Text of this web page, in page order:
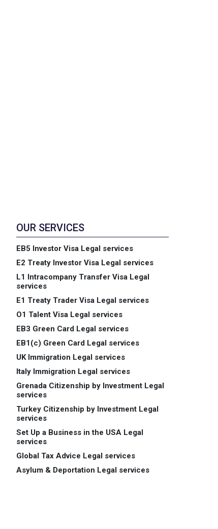
OUR SERVICES
EB5 Investor Visa Legal services
E2 Treaty Investor Visa Legal services
L1 Intracompany Transfer Visa Legal
services
E1 Treaty Trader Visa Legal services
O1 Talent Visa Legal services
EB3 Green Card Legal services
EB1(c) Green Card Legal services
UK Immigration Legal services
Italy Immigration Legal services
Grenada Citizenship by Investment Legal
services
Turkey Citizenship by Investment Legal
services
Set Up a Business in the USA Legal
services
Global Tax Advice Legal services
Asylum & Deportation Legal services